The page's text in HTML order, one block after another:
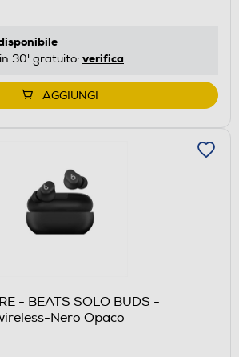
30' gratuito: verifica
AGGIUNGI
- BEATS SOLO BUDS -
Nero Opaco